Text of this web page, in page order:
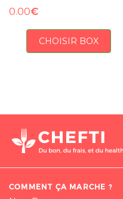
0.00€
CHOISIR BOX
COMMENT ÇA MARCHE ?